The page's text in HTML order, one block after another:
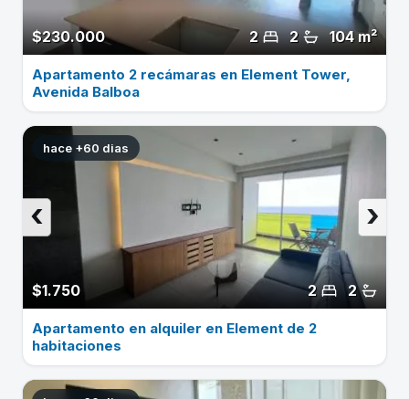
$230.000 104 m²
2
2
Apartamento 2 recámaras en Element Tower,
Avenida Balboa
hace +60 dias
$1.750 2
2
›
‹
Apartamento en alquiler en Element de 2
habitaciones